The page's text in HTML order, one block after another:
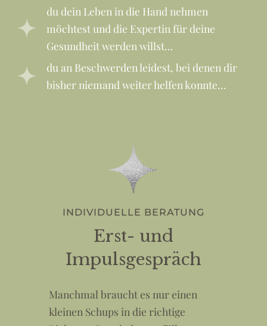
du dein Leben in die Hand nehmen
möchtest und die Expertin für deine
Gesundheit werden willst…
du an Beschwerden leidest, bei denen dir
bisher niemand weiter helfen konnte…
INDIVIDUELLE BERATUNG
Erst- und
Impulsgespräch
Manchmal braucht es nur einen
kleinen Schups in die richtige